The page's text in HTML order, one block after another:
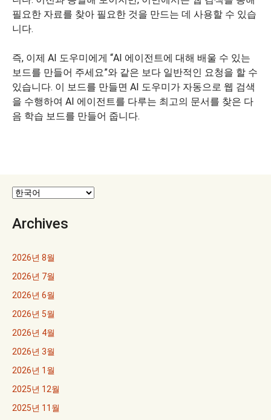
필요한 자료를 찾아 필요한 것을 만드는 데 사용할 수 있습
니다.
즉, 이제 AI 도우미에게 “AI 에이전트에 대해 배울 수 있는
보드를 만들어 주세요”와 같은 보다 일반적인 요청을 할 수
있습니다. 이 보드를 만들면 AI 도우미가 자동으로 웹 검색
을 수행하여 AI 에이전트를 다루는 최고의 문서를 찾은 다
음 학습 보드를 만들어 줍니다.
Archives
2026년 8월
2026년 7월
2026년 6월
2026년 5월
2026년 4월
2026년 3월
2026년 1월
2025년 12월
2025년 11월